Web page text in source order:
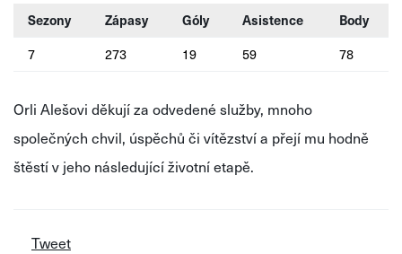
Sezony Zápasy Góly Asistence
Body
7
273 19 59 78
Orli Alešovi děkují za odvedené služby, mnoho
společných chvil, úspěchů či vítězství a přejí mu hodně
štěstí v jeho následující životní etapě.
Tweet